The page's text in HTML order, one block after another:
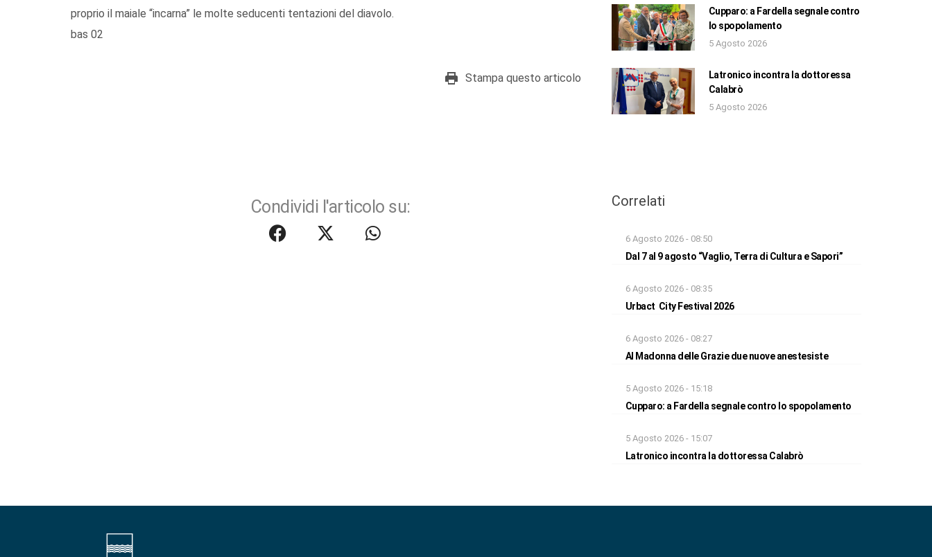
proprio il maiale “incarna” le molte seducenti tentazioni del diavolo.
bas 02
Stampa questo articolo
Condividi l'articolo su:
Cupparo: a Fardella segnale contro
lo spopolamento
5 Agosto 2026
Latronico incontra la dottoressa
Calabrò
5 Agosto 2026
Correlati
6 Agosto 2026 - 08:50
Dal 7 al 9 agosto “Vaglio, Terra di Cultura e Sapori”
6 Agosto 2026 - 08:35
Urbact City Festival 2026
6 Agosto 2026 - 08:27
Al Madonna delle Grazie due nuove anestesiste
5 Agosto 2026 - 15:18
Cupparo: a Fardella segnale contro lo spopolamento
5 Agosto 2026 - 15:07
Latronico incontra la dottoressa Calabrò